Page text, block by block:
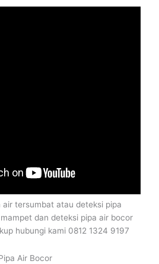
air tersumbat atau deteksi pipa
dan deteksi pipa air bocor
hubungi kami 0812 1324 9197
Air Bocor